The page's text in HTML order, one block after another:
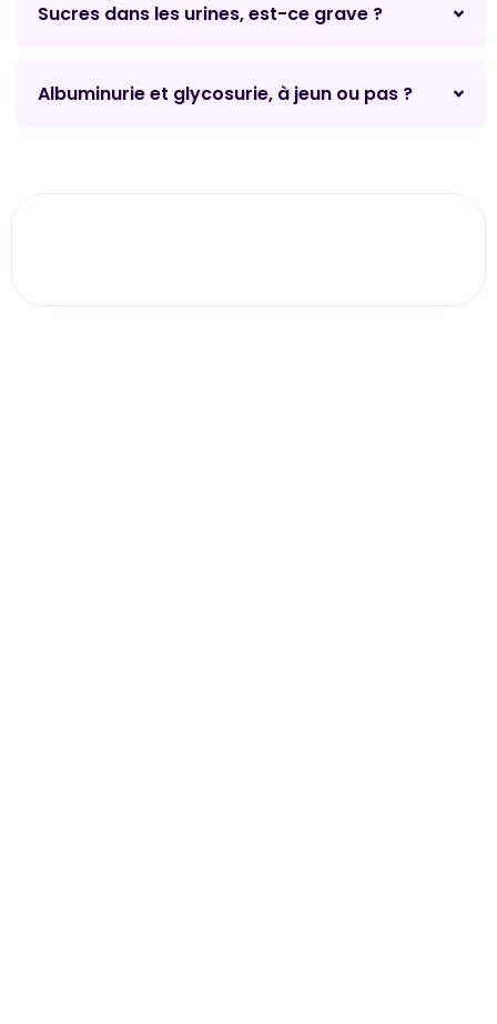
Sucres dans les urines, est-ce grave ?
Albuminurie et glycosurie, à jeun ou pas ?